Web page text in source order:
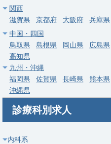
勤務地
給与 年収 1,000万円 ～
常勤
【筑西市】一般内科／週4・5日
俸〜1,980万円）
求人病院名
募集科目
勤務地 茨城県 筑西市
関西
滋賀県
京都府 大阪府 兵庫県
中国・四国
鳥取県
島根県 岡山県 広島県
高知県
九州・沖縄
福岡県
佐賀県 長崎県 熊本県
沖縄県
診療科別求人
内科系